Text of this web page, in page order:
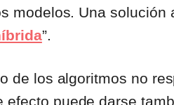
modelos. Una solución
”.
de los algoritmos no
puede darse